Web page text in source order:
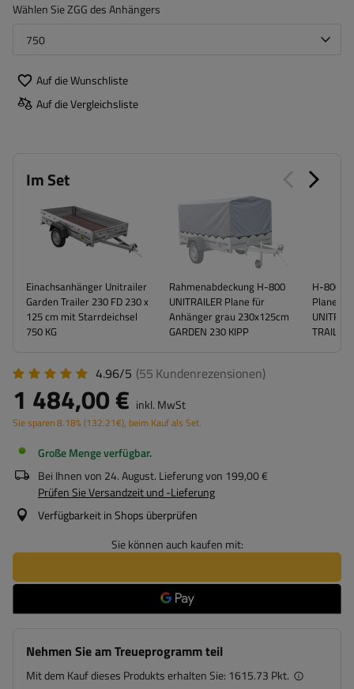
Wählen Sie ZGG des Anhängers
750
Auf die Wunschliste
Auf die Vergleichsliste
Im Set
Einachsanhänger Unitrailer
Garden Trailer 230 FD 230 x
125 cm mit Starrdeichsel
750 KG
Rahmenabdeckung H-800
UNITRAILER Plane für
Anhänger grau 230x125cm
GARDEN 230 KIPP
H-800-
4.96/5 (55 Kundenrezensionen)
1 484,00 € inkl. MwSt
Sie sparen8.18%(132.21€), beim Kauf als Set.
Große Menge verfügbar
Bei Ihnen von 24. August. Lieferung von 199,00 €
Prüfen Sie Versandzeit und -Lieferung
Verfügbarkeit in Shops überprüfen
Sie können auch kaufen mit:
Nehmen Sie am Treueprogramm teil
Mit dem Kauf dieses Produkts erhalten Sie: 1615.73 Pkt.